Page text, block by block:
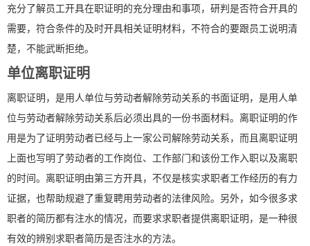
充分了解员工开具在职证明的充分理由和事项，研判是否符合开具的
需要，符合条件的及时开具相关证明材料，不符合的要跟员工说明清
楚，不能武断拒绝。
单位离职证明
离职证明，是用人单位与劳动者解除劳动关系的书面证明，是用人单
位与劳动者解除劳动关系后必须出具的一份书面材料。离职证明的作
用是为了证明劳动者已经与上一家公司解除劳动关系，而且离职证明
上面也写明了劳动者的工作岗位、工作部门和该份工作入职以及离职
的时间。离职证明由第三方开具，不仅是核实求职者工作经历的有力
证据，也帮助规避了重复聘用劳动者的法律风险。另外，如今很多求
职者的简历都有注水的情况，而要求求职者提供离职证明，是一种很
有效的辨别求职者简历是否注水的方法。